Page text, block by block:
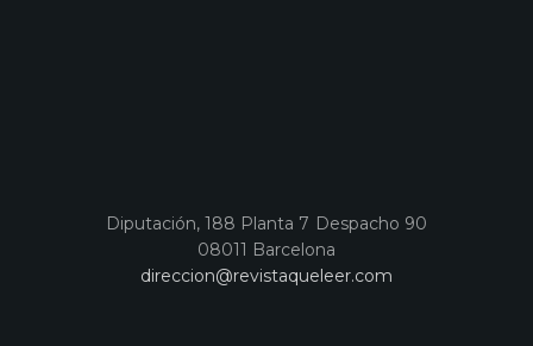
Diputación, 188 Planta 7 Despacho 90
08011 Barcelona
direccion@revistaqueleer.com